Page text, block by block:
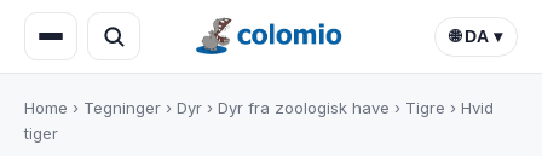
🌐 DA ▾
Home › Tegninger › Dyr › Dyr fra zoologisk have › Tigre › Hvid
tiger